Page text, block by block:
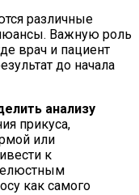
различные
Важную роль
врач и пациент
до начала
анализу
прикуса,
или
к
как самого